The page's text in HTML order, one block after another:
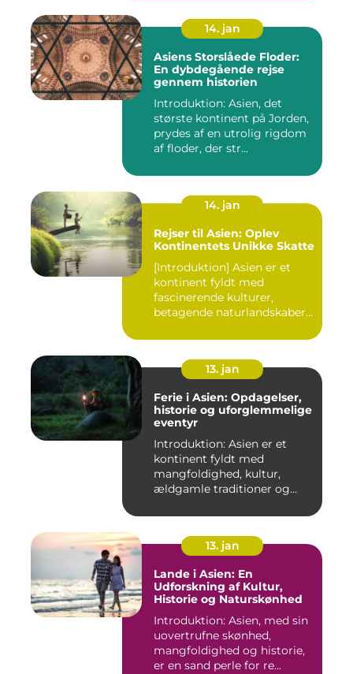
14. jan
Asiens Storslåede Floder:
En dybdegående rejse
gennem historien
Introduktion: Asien, det
største kontinent på Jorden,
prydes af en utrolig rigdom
af floder, der str...
14. jan
Rejser til Asien: Oplev
Kontinentets Unikke Skatte
[Introduktion] Asien er et
kontinent fyldt med
fascinerende kulturer,
betagende naturlandskaber
13. jan
Ferie i Asien: Opdagelser,
historie og uforglemmelige
eventyr
Introduktion: Asien er et
kontinent fyldt med
mangfoldighed, kultur,
ældgamle traditioner og
13. jan
Lande i Asien: En
Udforskning af Kultur,
Historie og Naturskønhed
Introduktion: Asien, med sin
uovertrufne skønhed,
mangfoldighed og historie,
er en sand perle for re...